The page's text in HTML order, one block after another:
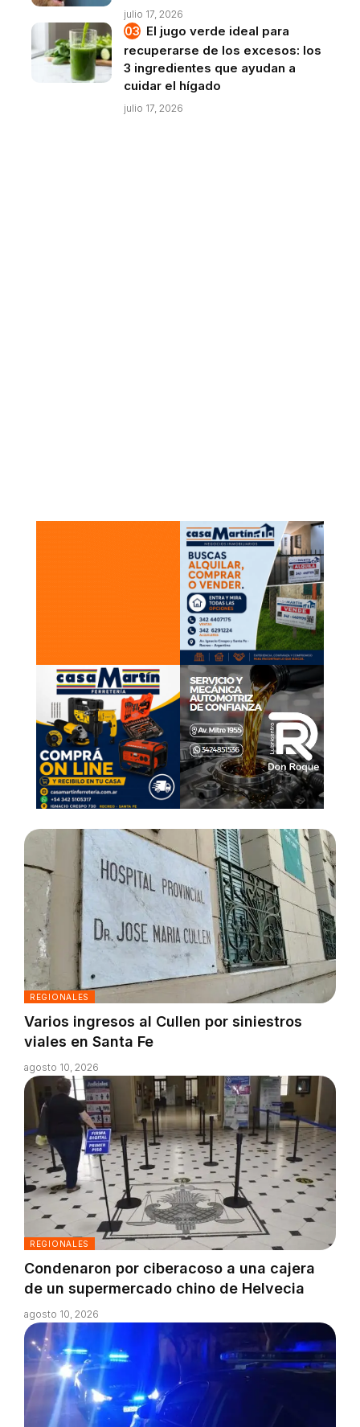
julio 17, 2026
El jugo verde ideal para
recuperarse de los excesos: los
3 ingredientes que ayudan a
cuidar el hígado
julio 17, 2026
REGIONALES
Varios ingresos al Cullen por siniestros
viales en Santa Fe
agosto 10, 2026
REGIONALES
Condenaron por ciberacoso a una cajera
de un supermercado chino de Helvecia
agosto 10, 2026